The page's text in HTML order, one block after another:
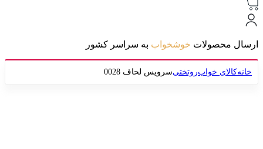
ارسال محصولات خوشخواب به سراسر کشور
خانهکالای خوابروتختیسرویس لحاف 0028